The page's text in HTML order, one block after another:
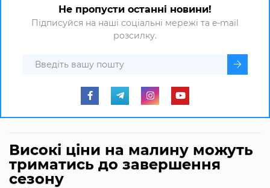
Не пропусти останні новини!
Підписуйся на наші соціальні мережі та e-mail
розсилку.
Високі ціни на малину можуть
триматись до завершення
сезону